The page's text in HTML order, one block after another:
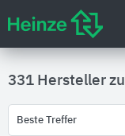
331 Hersteller zu
Beste Treffer